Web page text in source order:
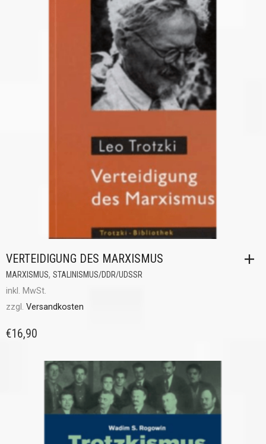
VERTEIDIGUNG DES MARXISMUS
MARXISMUS, STALINISMUS/DDR/UDSSR
inkl. MwSt.
zzgl. Versandkosten
€16,90